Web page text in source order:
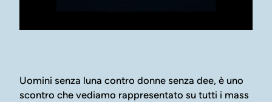
Uomini senza luna contro donne senza dee, è uno
scontro che vediamo rappresentato su tutti i mass